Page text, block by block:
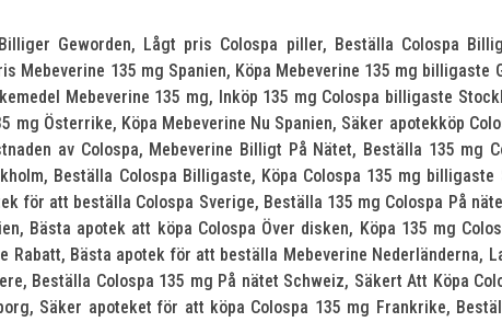
Geworden, Lågt pris Colospa piller, Beställa Colospa
Mebeverine 135 mg Spanien, Köpa Mebeverine 135 mg
Mebeverine 135 mg, Inköp 135 mg Colospa billigaste
mg Österrike, Köpa Mebeverine Nu Spanien, Säker apotekköp
av Colospa, Mebeverine Billigt På Nätet, Beställa 135 mg
Beställa Colospa Billigaste, Köpa Colospa 135 mg
för att beställa Colospa Sverige, Beställa 135 mg Colospa På
Bästa apotek att köpa Colospa Över disken, Köpa 135 mg
Rabatt, Bästa apotek för att beställa Mebeverine Nederländerna,
Beställa Colospa 135 mg På nätet Schweiz, Säkert Att Köpa
Säker apoteket för att köpa Colospa 135 mg Frankrike,